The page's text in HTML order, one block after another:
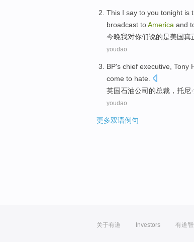
This I say to you tonight is
broadcast toAmerica and
今晚我对你们说的是美国真
youdao
BP's chief executive , Tony
come to hate
英国石油公司 的总裁 ，托尼·
youdao
更多双语例句
关于有道 Investors 有道